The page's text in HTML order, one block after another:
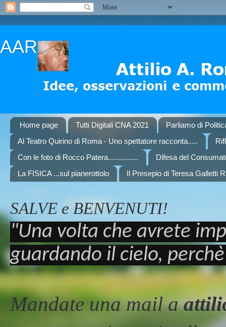
AAR
Home page Tutti Digitali CNA 2021
Parliamo di
Al Teatro Quirino di Roma - Uno spettatore racconta.....
Con le foto di Rocco Patera...............
Difesa del
La FISICA ...sul pianerottolo
Il Presepio di Teresa Galletti
SALVE e BENVENUTI!
"Una volta che avrete
guardando il cielo,
Mandate una mail a